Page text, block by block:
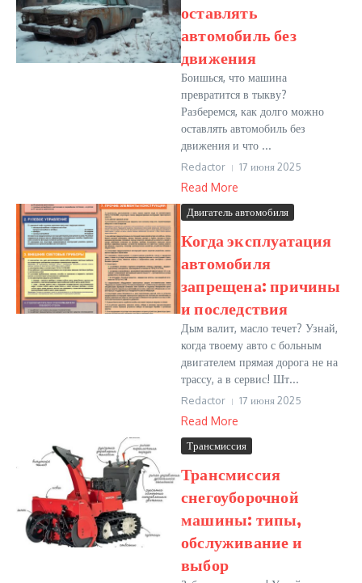
оставлять
автомобиль без
движения
Боишься, что машина
превратится в тыкву?
Разберемся, как долго можно
оставлять автомобиль без
движения и что ...
Redactor 17 июня 2025
Read More
Двигатель автомобиля
Когда эксплуатация
автомобиля
запрещена: причины
и последствия
Дым валит, масло течет? Узнай,
когда твоему авто с больным
двигателем прямая дорога не на
трассу, а в сервис! Шт...
Redactor 17 июня 2025
Read More
Трансмиссия
Трансмиссия
снегоуборочной
машины: типы,
обслуживание и
выбор